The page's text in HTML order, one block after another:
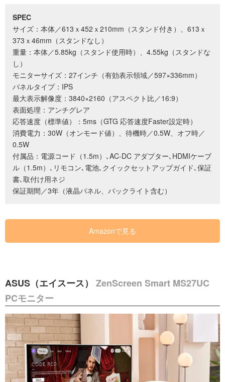
SPEC
サイズ：本体／613ｘ452ｘ210mm（スタンド付き）、613ｘ
373ｘ46mm（スタンドなし）
重量：本体／5.85kg（スタンド使用時）、4.55kg（スタンドな
し）
モニターサイズ：27インチ（有効表示領域／597×336mm）
パネルタイプ：IPS
最大表示解像度：3840×2160（アスペクト比／16:9）
表面処理：アンチグレア
応答速度（標準値）：5ms（GTG 応答速度Faster設定時）
消費電力：30W（オンモード値）、待機時／0.5W、オフ時／
0.5W
付属品：電源コード（1.5m）､AC-DC アダプター､HDMIケーブ
ル（1.5m）､リモコン､電池､クイックセットアップガイド､保証
書､取付け用ネジ
保証期間／3年（液晶パネル、バックライト含む）
Amazonで見る
ASUS（エイスース） ZenScreen Smart MS27UC
PCモニター